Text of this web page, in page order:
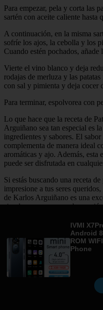
Para empezar, pela y corta las
sartén con aceite caliente hasta
A continuación, en la misma
sofríe los ajos, la cebolla y los
Cuando estén pochados,
Vierte el vino blanco y deja
rodajas de merluza y las
con sal y pimienta y deja cocer
Para terminar, espolvorea con
Lo que hace que la receta de
Arguiñano sea tan especial es
ingredientes y sabores. El
complementa de manera ideal
aromáticas y ajo. Además, esta
puede ser disfrutada en
Si estás buscando una receta
impresione a tus seres
de Karlos Arguiñano es una
simples y un proceso de
Derechos de autor
Si cree que algún contenido
intelectual, contacte en
If you believe any content
IVMI
Android
ROM
Phone